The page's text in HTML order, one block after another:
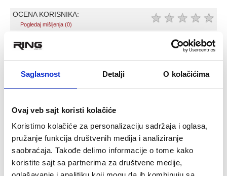
Saglasnost Detalji O kolačićima
Ovaj veb sajt koristi kolačiće
Koristimo kolačiće za personalizaciju sadržaja i oglasa,
pružanje funkcija društvenih medija i analiziranje
saobraćaja. Takođe delimo informacije o tome kako
koristite sajt sa partnerima za društvene medije,
OCENA KORISNIKA:
Pogledaj mišljenja (0) ★ ★ ★ ★ ★
Set univerzalnih prepona SH VFCK-
8RB12PW
Postolja su od gume
Vežbanjem na preponama razvija se brzina nogu i bočna
agilnost, razvija se rad ruku, brzina kretanja i bočna brzina
kretanja.
Ove univerzalne prepone su veoma zahvalne,
multifunkcionalne, jer mogu da se koriste na prirodnoj
travi, veštačkoj travi i u sali